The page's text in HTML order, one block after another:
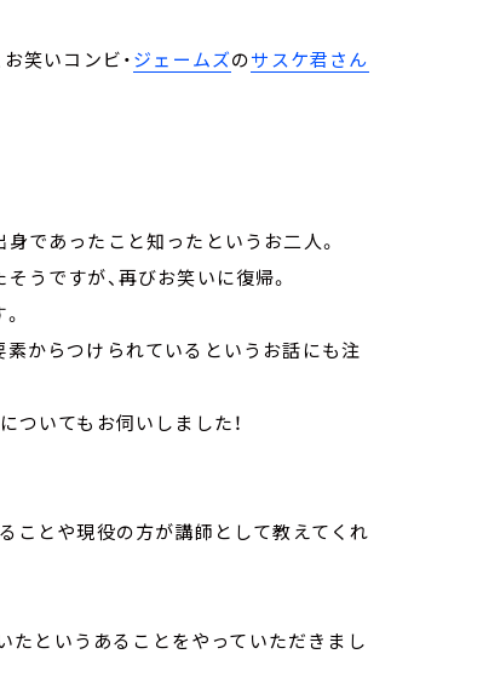
笑いコンビ・ジェームズのサスケ君さん
であったこと知ったというお二人。
うですが、再びお笑いに復帰。
からつけられているというお話にも注
ついてもお伺いしました！
ことや現役の方が講師として教えてくれ
というあることをやっていただきまし